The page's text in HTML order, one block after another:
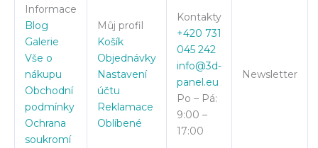
Informace
Blog
Galerie
Vše o
nákupu
Obchodní
podmínky
Ochrana
soukromí
Můj profil
Košík
Objednávky
Nastavení
účtu
Reklamace
Oblíbené
Kontakty
+420 731
045 242
info@3d-
panel.eu
Po – Pá:
9:00 –
17:00
Newsletter